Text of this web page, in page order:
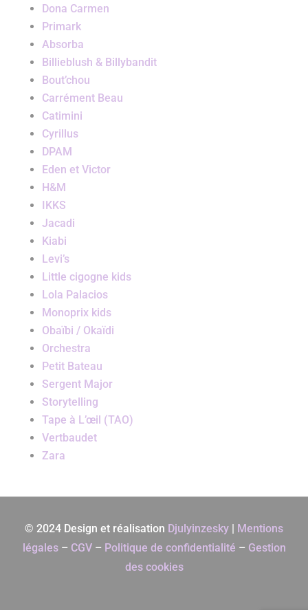
Dona Carmen
Primark
Absorba
Billieblush & Billybandit
Bout’chou
Carrément Beau
Catimini
Cyrillus
DPAM
Eden et Victor
H&M
IKKS
Jacadi
Kiabi
Levi’s
Little cigogne kids
Lola Palacios
Monoprix kids
Obaïbi / Okaïdi
Orchestra
Petit Bateau
Sergent Major
Storytelling
Tape à L’œil (TAO)
Vertbaudet
Zara
© 2024 Design et réalisation Djulyinzesky | Mentions
légales– CGV– Politique de confidentialité – Gestion
des cookies